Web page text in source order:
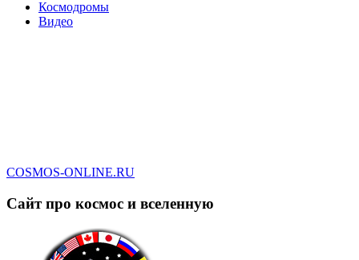
Космодромы
Видео
COSMOS-ONLINE.RU
Сайт про космос и вселенную